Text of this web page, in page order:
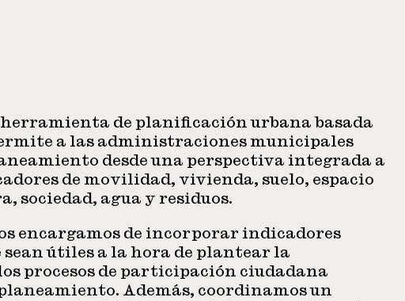
de planificación urbana basada
a las administraciones municipales
desde una perspectiva integrada a
de movilidad, vivienda, suelo, espacio
sociedad, agua y residuos.
encargamos de incorporar indicadores
sean útiles a la hora de plantear la
procesos de participación ciudadana
Además, coordinamos un